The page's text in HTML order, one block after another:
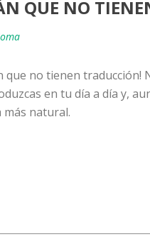
QUE NO
que no tienen
en tu día a día y,
natural.